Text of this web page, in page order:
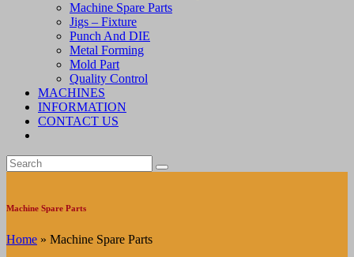
Machine Spare Parts
Jigs – Fixture
Punch And DIE
Metal Forming
Mold Part
Quality Control
MACHINES
INFORMATION
CONTACT US
Machine Spare Parts
Home » Machine Spare Parts